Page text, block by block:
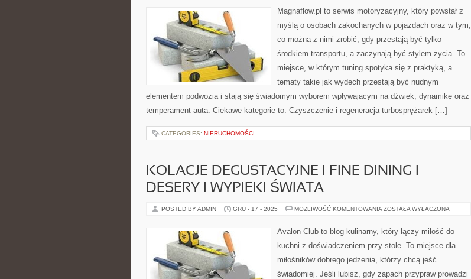
AKCESORIA
(KAMERY,
OBD
Magnaflow.pl to serwis motoryzacyjny, który powstał z
myślą o osobach zakochanych w pojazdach oraz w tym,
co można z nimi zrobić, gdy przestają być tylko
środkiem transportu, a zaczynają być stylem życia. To
miejsce, w którym tuning spotyka się z praktyką, a
tematy takie jak wydech przestają być nudnym
elementem podwozia i stają się świadomym wyborem wpływającym na dźwięk, dynamikę oraz
temperament auta. Ciekawe kategorie to: Czyszczenie i regeneracja turbosprężarek […]
CATEGORIES: NIERUCHOMOŚCI
KOLACJE DEGUSTACYJNE I FINE DINING I
DESERY I WYPIEKI ŚWIATA
POSTED BY ADMIN GRU - 17 - 2025 MOŻLIWOŚĆ KOMENTOWANIA KOLACJE
FINE
DINING
DESERY
WYPIEKI
ZOSTAŁA WYŁĄCZONA
Avalon Club to blog kulinarny, który łączy miłość do
kuchni z doświadczeniem przy stole. To miejsce dla
miłośników dobrego jedzenia, którzy chcą jeść
świadomiej. Jeśli lubisz, gdy zapach przypraw prowadzi